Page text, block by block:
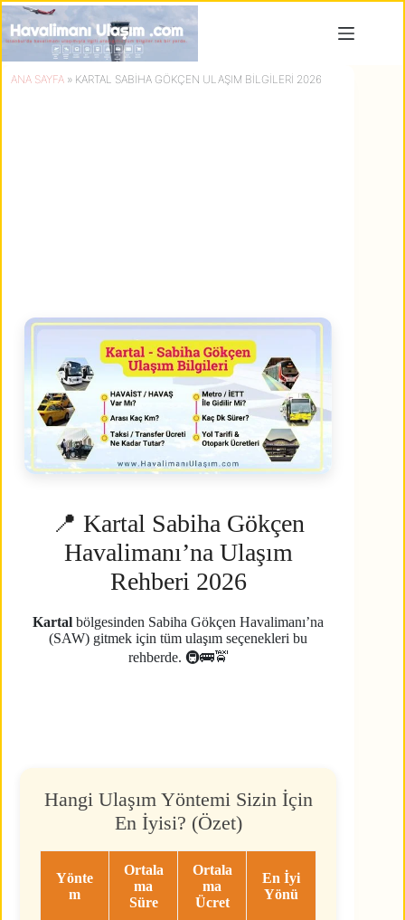
Skip
to
content
ANA SAYFA » KARTAL SABIHA GÖKÇEN ULAŞIM BILGILERI 2026
📍 Kartal Sabiha Gökçen
Havalimanı’na Ulaşım
Rehberi 2026
Kartal bölgesinden Sabiha Gökçen Havalimanı’na
(SAW) gitmek için tüm ulaşım seçenekleri bu
rehberde. 🚇🚌🚖
Hangi Ulaşım Yöntemi Sizin İçin
En İyisi? (Özet)
Yönte
m
Ortala
ma
Süre
Ortala
ma
Ücret
En İyi
Yönü